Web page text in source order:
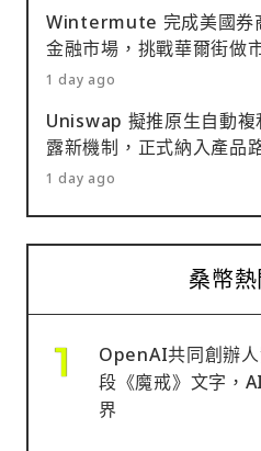
Wintermute 完成美國券
金融市場，挑戰華爾街做
1 day ago
Uniswap 擬推原生自動
露新機制，正式納入產品
1 day ago
桑幣
OpenAI共同創辦
段《魔戒》文字，
界